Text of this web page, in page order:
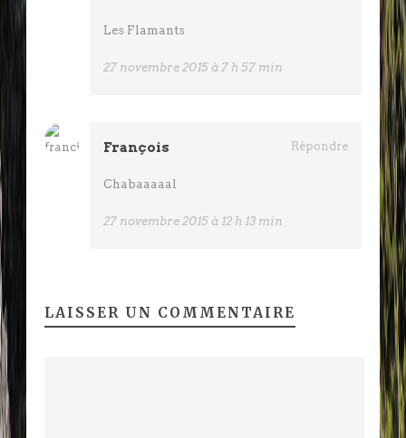
Les Flamants
27 novembre 2015 à 7 h 57 min
François Répondre
Chabaaaaal
27 novembre 2015 à 12 h 13 min
LAISSER UN COMMENTAIRE